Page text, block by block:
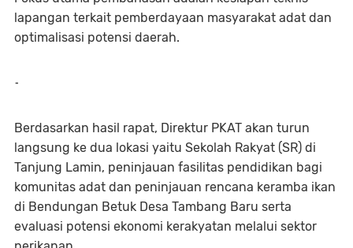
lapangan terkait pemberdayaan masyarakat adat dan
optimalisasi potensi daerah.
-
Berdasarkan hasil rapat, Direktur PKAT akan turun
langsung ke dua lokasi yaitu Sekolah Rakyat (SR) di
Tanjung Lamin, peninjauan fasilitas pendidikan bagi
komunitas adat dan peninjauan rencana keramba ikan
di Bendungan Betuk Desa Tambang Baru serta
evaluasi potensi ekonomi kerakyatan melalui sektor